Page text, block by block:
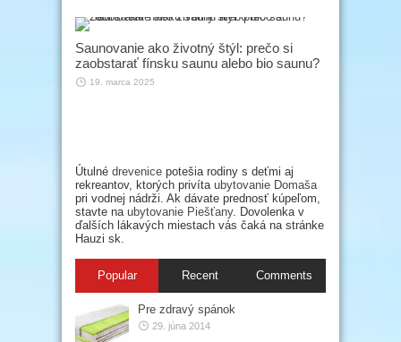
Saunovanie ako životný štýl: prečo si
zaobstarať fínsku saunu alebo bio saunu?
19. marca 2025
Útulné drevenice potešia rodiny s deťmi aj
rekreantov, ktorých privíta ubytovanie Domaša
pri vodnej nádrži. Ak dávate prednosť kúpeľom,
stavte na ubytovanie Piešťany. Dovolenka v
ďalších lákavých miestach vás čaká na stránke
Hauzi sk.
Popular Recent Comments
Pre zdravý spánok
29. júna 2014